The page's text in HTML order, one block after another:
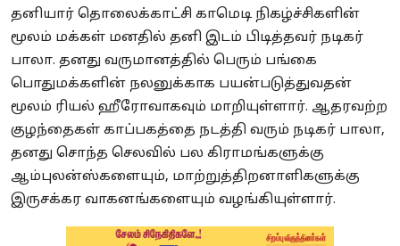
தனியார் தொலைக்காட்சி காமெடி நிகழ்ச்சிகளின்
மூலம் மக்கள் மனதில் தனி இடம் பிடித்தவர் நடிகர்
பாலா. தனது வருமானத்தில் பெரும் பங்கை
பொதுமக்களின் நலனுக்காக பயன்படுத்துவதன்
மூலம் ரியல் ஹீரோவாகவும் மாறியுள்ளார். ஆதரவற்ற
குழந்தைகள் காப்பகத்தை நடத்தி வரும் நடிகர் பாலா,
தனது சொந்த செலவில் பல கிராமங்களுக்கு
ஆம்புலன்ஸ்களையும், மாற்றுத்திறனாளிகளுக்கு
இருசக்கர வாகனங்களையும் வழங்கியுள்ளார்.